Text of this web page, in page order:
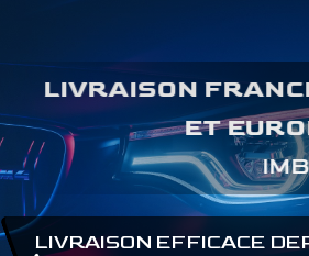
LIVRAISON
ET
LIVRAISON EFFICACE